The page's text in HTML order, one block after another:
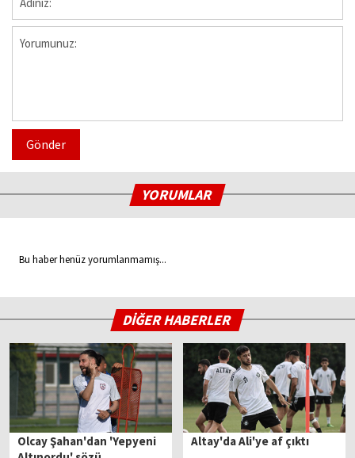
Gönder
YORUMLAR
Bu haber henüz yorumlanmamış...
DİĞER HABERLER
Olcay Şahan'dan 'Yepyeni
Altay'da Ali'ye af çıktı